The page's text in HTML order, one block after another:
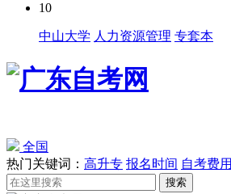
10
中山大学 人力资源管理 专套本
全国
热门关键词： 高升专 报名时间 自考费用